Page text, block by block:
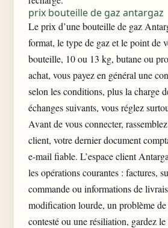
prix bouteille de gaz antargaz
Le prix d’une bouteille de gaz
format, le type de gaz et le point de
bouteille, 10 ou 13 kg, butane ou
achat, vous payez en général une
selon les conditions, plus la charge
échanges suivants, vous réglez
Avant de vous connecter,
client, votre dernier document
e-mail fiable. L’espace client
les opérations courantes : factures,
commande ou informations de
modification lourde, un problème
contesté ou une résiliation, gardez